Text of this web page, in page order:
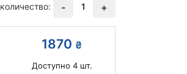
- 1 +
1870 ₴
Доступно 4шт.